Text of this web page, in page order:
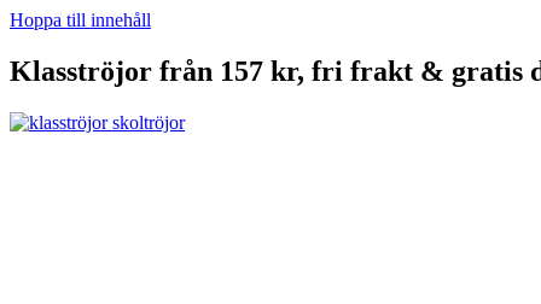
Hoppa till innehåll
Klasströjor från 157 kr, fri frakt & gratis